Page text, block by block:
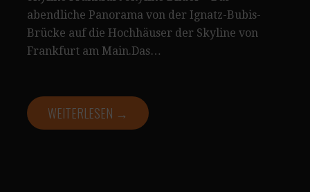
abendliche Panorama von der Ignatz-Bubis-
Brücke auf die Hochhäuser der Skyline von
Frankfurt am Main.Das…
WEITERLESEN →